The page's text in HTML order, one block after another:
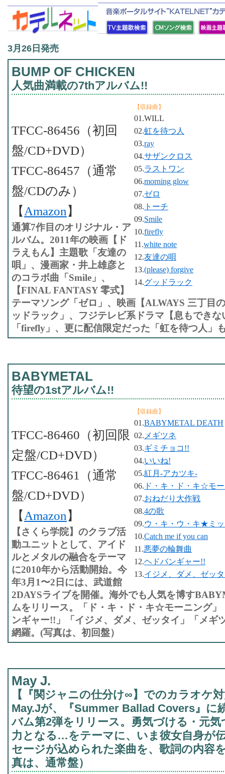
3月26日発売
BUMP OF CHICKEN
人気曲満載の7thアルバム!!
【収録曲】
01.WILL
02.虹を待つ人
03.ray
04.サザンクロス
05.ラストワン
06.morning glow
07.ゼロ
08. トーチ
09.Smile
10.firefly
11.white note
12.友達の唄
13.(please) forgive
14.グッドラック
TFCC-86456（初回
盤/CD+DVD）
TFCC-86457（通常
盤/CDのみ）
【 Amazon 】
通算7作目のオリジナル・ア
ルバム。2011年の映画【ド
ラえもん】主題歌「友達の
唄」、漫画家・井上雄彦と
のコラボ曲「Smile」、
【FINAL FANTASY 零式】
テーマソング「ゼロ」、映画【ALWAYS 三丁目
ッドラック」、フジテレビ系ドラマ【息もできな
「firefly」、更に配信限定だった「虹を待つ人」
BABYMETAL
待望の1stアルバム!!
【収録曲】
01.BABYMETAL DEATH
02. メギツネ
03.ギミチョコ!!
04.いいね!
05.紅月-アカツキ-
06. ド・キ・ド・キ☆モ
07.おねだり大作戦
08.4の歌
09.ウ・キ・ウ・キ★ミ
10.Catch me if you can
11.悪夢の輪舞曲
12.ヘドバンギャー!!
13.イジメ、ダメ、ゼッ
TFCC-86460（初回限
定盤/CD+DVD）
TFCC-86461（通常
盤/CD+DVD）
【 Amazon 】
【さくら学院】のクラブ活
動ユニットとして、アイド
ルとメタルの融合をテーマ
に2010年から活動開始。今
年3月1〜2日には、武道館
2DAYSライブを開催。海外でも人気を博す
ムをリリース。「ド・キ・ド・キ☆モーニング」
ンギャー!!」「イジメ、ダメ、ゼッタイ」「メギ
網羅。(写真は、初回盤）
May J.
【『関ジャニの仕分け∞】でのカラオケ
May.Jが、『Summer Ballad Covers』に
バム第2弾をリリース。勇気づける・元
力となる…をテーマに、いま彼女自身が
セージが込められた楽曲を、歌詞の内容
真は、通常盤）